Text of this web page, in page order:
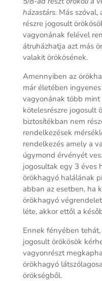
házastárs. Más
részre jogosult
vagyonának felével
átruházhatja azt más
valakit örökösének.
Amennyiben az
már életében
vagyonának több
kötelesrészre jogosult
biztosítékban nem
rendelkezések
rendelkezés amely a
úgymond érvényét
jogosultak egy 3 éves
örökhagyó halálának
abban az esetben, ha
örökhagyó
léte, akkor ettől a
Ennek fényében
jogosult örökösök
vagyonrészt
örökhagyó
örökségből.